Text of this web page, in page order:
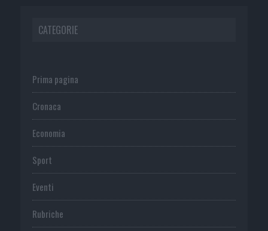
CATEGORIE
Prima pagina
Cronaca
Economia
Sport
Eventi
Rubriche